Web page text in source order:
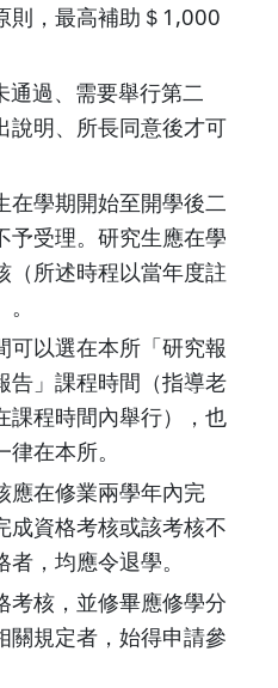
則，最高補助＄1,000
過、需要舉行第二
說明、所長同意後才可
在學期開始至開學後二
予受理。研究生應在學
（所述時程以當年度註
可以選在本所「研究報
告」課程時間（指導老
課程時間內舉行），也
在本所。
應在修業兩學年內完
成資格考核或該考核不
，均應令退學。
考核，並修畢應修學分
關規定者，始得申請參